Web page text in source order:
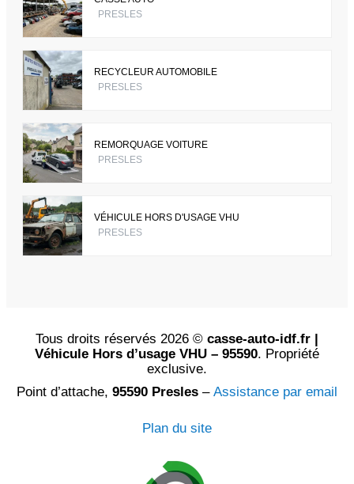
PRESLES
RECYCLEUR AUTOMOBILE
PRESLES
REMORQUAGE VOITURE
PRESLES
VÉHICULE HORS D'USAGE VHU
PRESLES
Tous droits réservés 2026 © casse-auto-idf.fr |
Véhicule Hors d’usage VHU – 95590. Propriété
exclusive.
Point d’attache, 95590 Presles – Assistance par email
Plan du site